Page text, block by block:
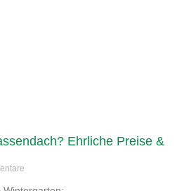
Ehrliche Preise &